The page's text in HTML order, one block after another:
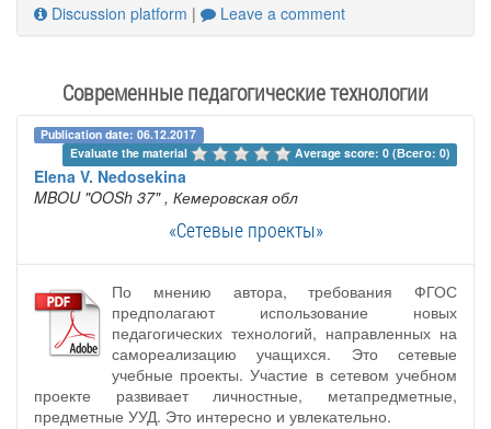
Discussion platform | Leave a comment
Современные педагогические технологии
Publication date: 06.12.2017
Evaluate the material
Average score: 0 (Всего: 0)
Elena V. Nedosekina
MBOU "OOSh 37" , Кемеровская обл
«Сетевые проекты»
По мнению автора, требования ФГОС
предполагают использование новых
педагогических технологий, направленных на
самореализацию учащихся. Это сетевые
учебные проекты. Участие в сетевом учебном
проекте развивает личностные, метапредметные,
предметные УУД. Это интересно и увлекательно.